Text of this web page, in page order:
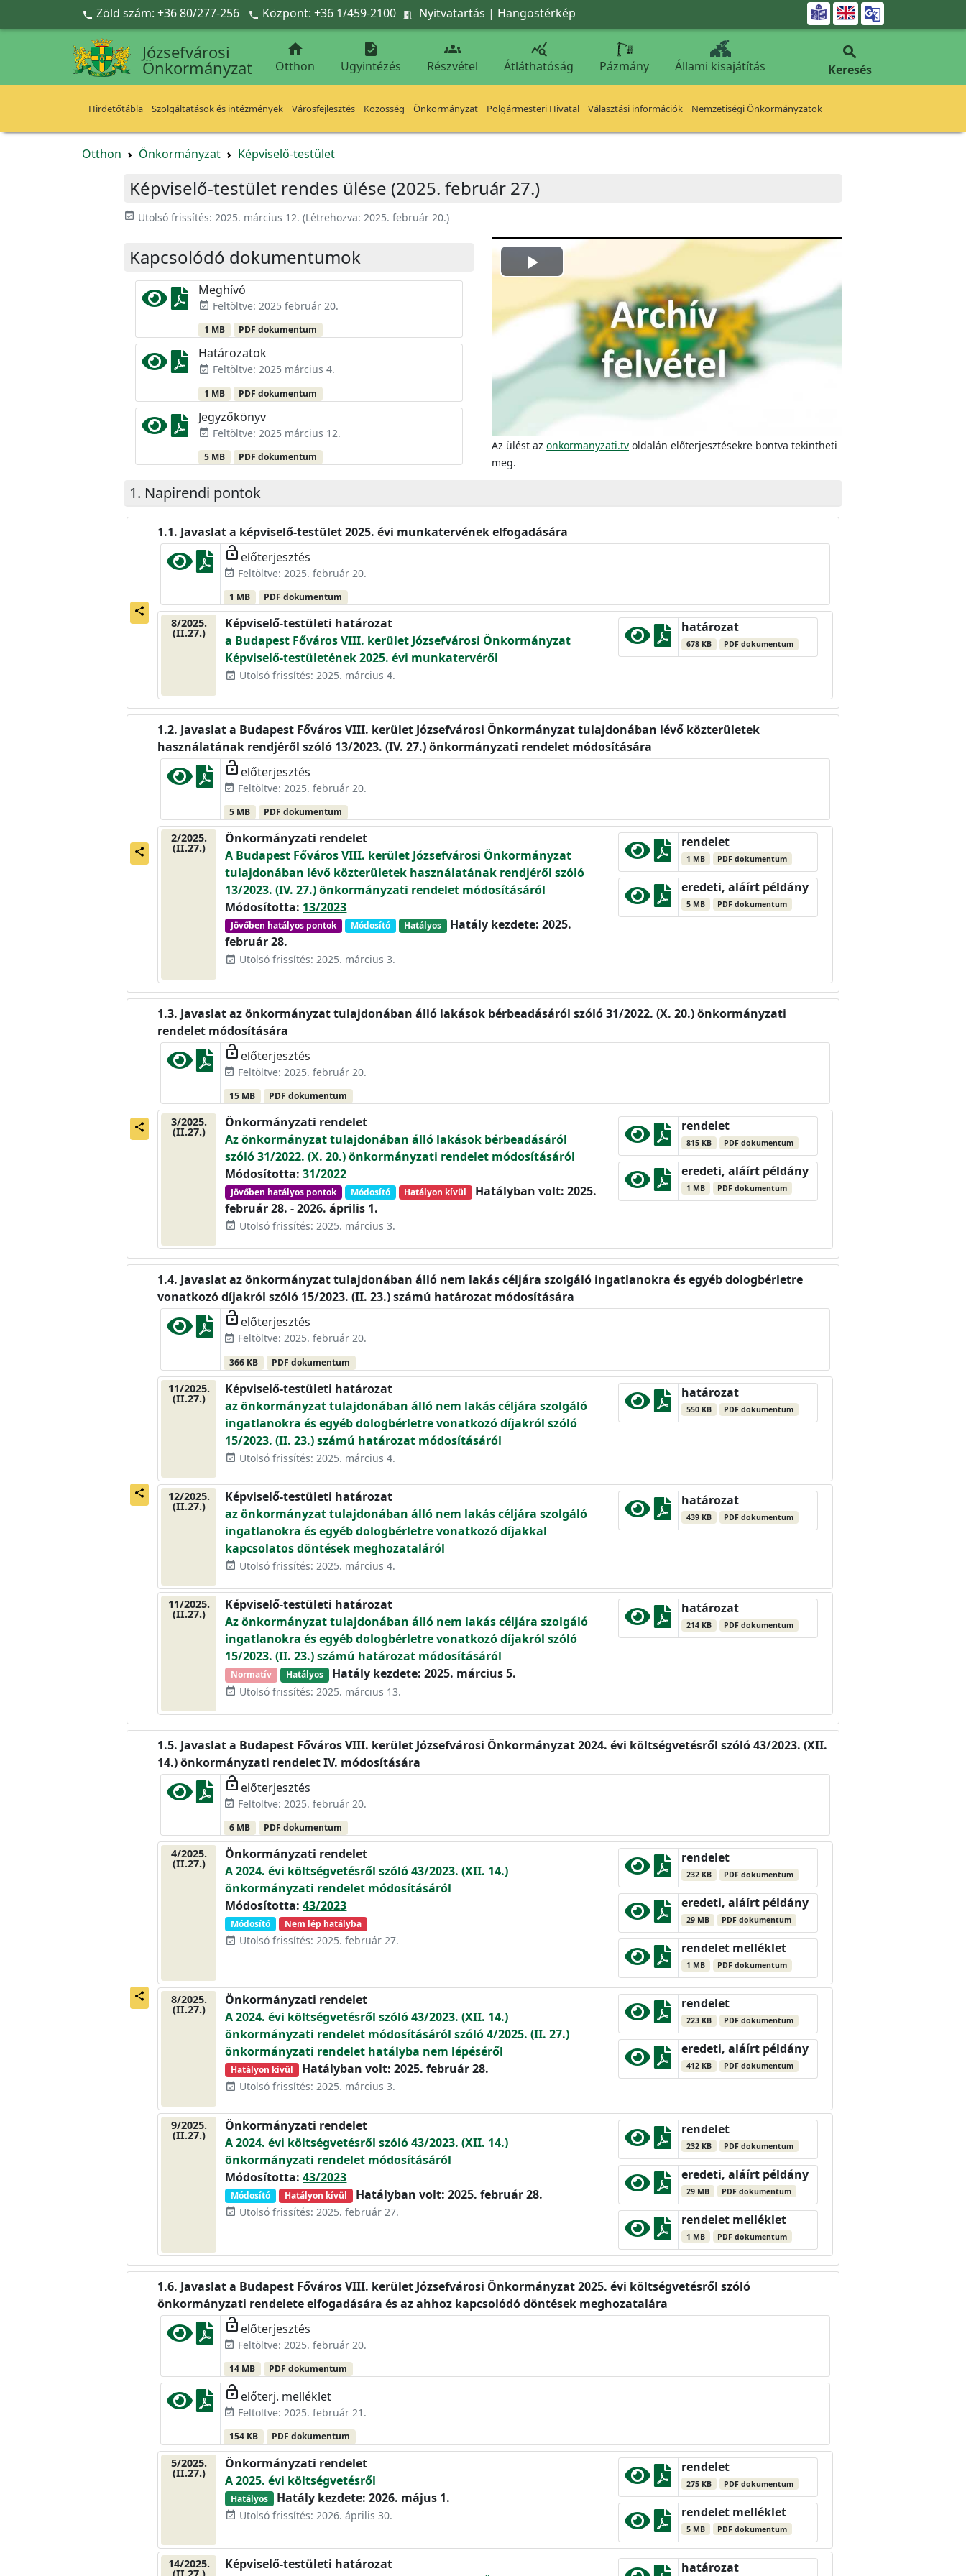
Ugrás a fő tartalomra
 Zöld szám: +36 80/277-256  Központ: +36 1/459-2100  Nyitvatartás | Hangostérkép 
Józsefvárosi
Önkormányzat

Otthon

Ügyintézés

Részvétel

Átláthatóság Pázmány Állami kisajátítás

Keresés
Hirdetőtábla Szolgáltatások és intézmények Városfejlesztés Közösség Önkormányzat Polgármesteri Hivatal Választási információk Nemzetiségi Önkormányzatok
Otthon Önkormányzat Képviselő-testület
Képviselő-testület rendes ülése (2025. február 27.)
event_available Utolsó frissítés: 2025. március 12. (Létrehozva: 2025. február 20.)
Kapcsolódó dokumentumok
Meghívó
event_available Feltöltve: 2025 február 20.
1 MB PDF dokumentum
Határozatok
event_available Feltöltve: 2025 március 4.
1 MB PDF dokumentum
Jegyzőkönyv
event_available Feltöltve: 2025 március 12.
5 MB PDF dokumentum
Play
Video
Az ülést az onkormanyzati.tv oldalán előterjesztésekre bontva tekintheti
meg.
Napirendi pontok
share
Javaslat a képviselő-testület 2025. évi munkatervének elfogadására
lock_open előterjesztés
event_available Feltöltve: 2025. február 20.
1 MB PDF dokumentum
8/2025.
(II.27.)
Képviselő-testületi határozat
a Budapest Főváros VIII. kerület Józsefvárosi Önkormányzat
Képviselő-testületének 2025. évi munkatervéről
event_available Utolsó frissítés: 2025. március 4.
határozat
678 KB PDF dokumentum
share
Javaslat a Budapest Főváros VIII. kerület Józsefvárosi Önkormányzat tulajdonában lévő közterületek
használatának rendjéről szóló 13/2023. (IV. 27.) önkormányzati rendelet módosítására
lock_open előterjesztés
event_available Feltöltve: 2025. február 20.
5 MB PDF dokumentum
2/2025.
(II.27.)
Önkormányzati rendelet
A Budapest Főváros VIII. kerület Józsefvárosi Önkormányzat
tulajdonában lévő közterületek használatának rendjéről szóló
13/2023. (IV. 27.) önkormányzati rendelet módosításáról
Módosította: 13/2023
Jövőben hatályos pontok Módosító Hatályos
Hatály kezdete: 2025.
február 28.
event_available Utolsó frissítés: 2025. március 3.
rendelet
1 MB PDF dokumentum
eredeti, aláírt példány
5 MB PDF dokumentum
share
Javaslat az önkormányzat tulajdonában álló lakások bérbeadásáról szóló 31/2022. (X. 20.) önkormányzati
rendelet módosítására
lock_open előterjesztés
event_available Feltöltve: 2025. február 20.
15 MB PDF dokumentum
3/2025.
(II.27.)
Önkormányzati rendelet
Az önkormányzat tulajdonában álló lakások bérbeadásáról
szóló 31/2022. (X. 20.) önkormányzati rendelet módosításáról
Módosította: 31/2022
Jövőben hatályos pontok Módosító Hatályon kívül
Hatályban volt: 2025.
február 28. - 2026. április 1.
event_available Utolsó frissítés: 2025. március 3.
rendelet
815 KB PDF dokumentum
eredeti, aláírt példány
1 MB PDF dokumentum
share
Javaslat az önkormányzat tulajdonában álló nem lakás céljára szolgáló ingatlanokra és egyéb dologbérletre
vonatkozó díjakról szóló 15/2023. (II. 23.) számú határozat módosítására
lock_open előterjesztés
event_available Feltöltve: 2025. február 20.
366 KB PDF dokumentum
11/2025.
(II.27.)
Képviselő-testületi határozat
az önkormányzat tulajdonában álló nem lakás céljára szolgáló
ingatlanokra és egyéb dologbérletre vonatkozó díjakról szóló
15/2023. (II. 23.) számú határozat módosításáról
event_available Utolsó frissítés: 2025. március 4.
határozat
550 KB PDF dokumentum
12/2025.
(II.27.)
Képviselő-testületi határozat
az önkormányzat tulajdonában álló nem lakás céljára szolgáló
ingatlanokra és egyéb dologbérletre vonatkozó díjakkal
kapcsolatos döntések meghozataláról
event_available Utolsó frissítés: 2025. március 4.
határozat
439 KB PDF dokumentum
11/2025.
(II.27.)
Képviselő-testületi határozat
Az önkormányzat tulajdonában álló nem lakás céljára szolgáló
ingatlanokra és egyéb dologbérletre vonatkozó díjakról szóló
15/2023. (II. 23.) számú határozat módosításáról
Normatív Hatályos Hatály kezdete: 2025. március 5.
event_available Utolsó frissítés: 2025. március 13.
határozat
214 KB PDF dokumentum
share
Javaslat a Budapest Főváros VIII. kerület Józsefvárosi Önkormányzat 2024. évi költségvetésről szóló 43/2023. (XII.
14.) önkormányzati rendelet IV. módosítására
lock_open előterjesztés
event_available Feltöltve: 2025. február 20.
6 MB PDF dokumentum
4/2025.
(II.27.)
Önkormányzati rendelet
A 2024. évi költségvetésről szóló 43/2023. (XII. 14.)
önkormányzati rendelet módosításáról
Módosította: 43/2023
Módosító Nem lép hatályba
event_available Utolsó frissítés: 2025. február 27.
rendelet
232 KB PDF dokumentum
eredeti, aláírt példány
29 MB PDF dokumentum
rendelet melléklet
1 MB PDF dokumentum
8/2025.
(II.27.)
Önkormányzati rendelet
A 2024. évi költségvetésről szóló 43/2023. (XII. 14.)
önkormányzati rendelet módosításáról szóló 4/2025. (II. 27.)
önkormányzati rendelet hatályba nem lépéséről
Hatályon kívül Hatályban volt: 2025. február 28.
event_available Utolsó frissítés: 2025. március 3.
rendelet
223 KB PDF dokumentum
eredeti, aláírt példány
412 KB PDF dokumentum
9/2025.
(II.27.)
Önkormányzati rendelet
A 2024. évi költségvetésről szóló 43/2023. (XII. 14.)
önkormányzati rendelet módosításáról
Módosította: 43/2023
Módosító Hatályon kívül Hatályban volt: 2025. február 28.
event_available Utolsó frissítés: 2025. február 27.
rendelet
232 KB PDF dokumentum
eredeti, aláírt példány
29 MB PDF dokumentum
rendelet melléklet
1 MB PDF dokumentum
Javaslat a Budapest Főváros VIII. kerület Józsefvárosi Önkormányzat 2025. évi költségvetésről szóló
önkormányzati rendelete elfogadására és az ahhoz kapcsolódó döntések meghozatalára
lock_open előterjesztés
event_available Feltöltve: 2025. február 20.
14 MB PDF dokumentum
lock_open előterj. melléklet
event_available Feltöltve: 2025. február 21.
154 KB PDF dokumentum
5/2025.
(II.27.)
Önkormányzati rendelet
A 2025. évi költségvetésről
Hatályos Hatály kezdete: 2026. május 1.
event_available Utolsó frissítés: 2026. április 30.
rendelet
275 KB PDF dokumentum
rendelet melléklet
5 MB PDF dokumentum
14/2025.
(II.27.)
Képviselő-testületi határozat
határozat